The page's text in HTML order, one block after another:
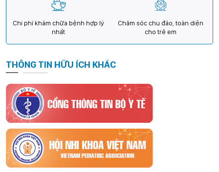
Chi phí khám chữa bệnh hợp lý
nhất
Chăm sóc chu đáo, toàn diện
cho trẻ em
THÔNG TIN HỮU ÍCH KHÁC